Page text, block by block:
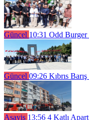
Güncel 10:31 Odd Burger
Güncel 09:26 Kıbrıs
Asayiş 13:56 4 Katlı